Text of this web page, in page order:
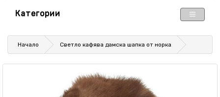
Категории
Начало Светло кафява дамска шапка от норка